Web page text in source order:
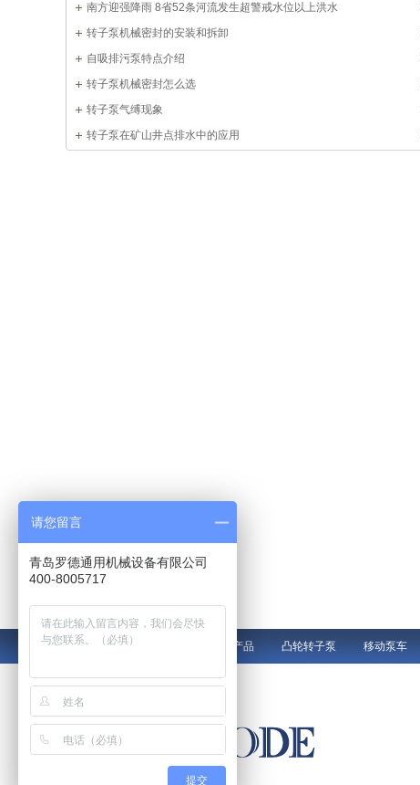
南方迎强降雨 8省52条河流发生超警戒水位以上洪水
转子泵机械密封的安装和拆卸
自吸排污泵特点介绍
转子泵机械密封怎么选
转子泵气缚现象
转子泵在矿山井点排水中的应用
罗德产品 凸轮转子泵 移动泵车
请您留言
青岛罗德通用机械设备有限公司
400-8005717
提交